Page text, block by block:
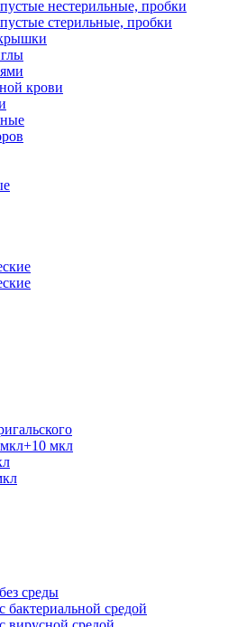
нестерильные, пробки
стерильные, пробки
крови
мкл
среды
средой